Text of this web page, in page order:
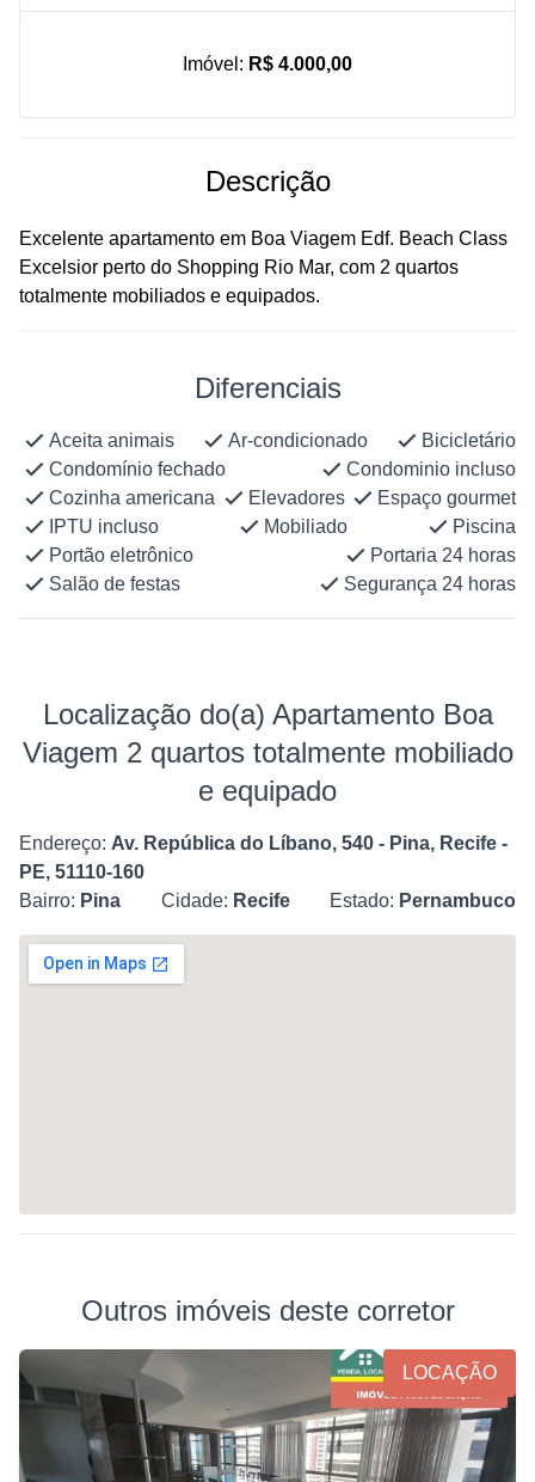
Imóvel: R$ 4.000,00
Descrição
Excelente apartamento em Boa Viagem Edf. Beach Class
Excelsior perto do Shopping Rio Mar, com 2 quartos
totalmente mobiliados e equipados.
Diferenciais
Aceita animais Ar-condicionado
Bicicletário
Condomínio fechado
Condominio incluso
Cozinha americana
Elevadores
Espaço gourmet
IPTU incluso
Mobiliado
Piscina
Portão eletrônico
Portaria 24 horas
Salão de festas
Segurança 24 horas
Localização do(a) Apartamento Boa
Viagem 2 quartos totalmente mobiliado
e equipado
Endereço: Av. República do Líbano, 540 - Pina, Recife -
PE, 51110-160
Bairro: Pina Cidade: Recife Estado: Pernambuco
Outros imóveis deste corretor
LOCAÇÃO